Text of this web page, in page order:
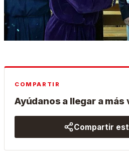
COMPARTIR
Ayúdanos a llegar a más
Compartir